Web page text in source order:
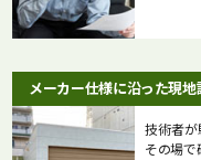
メーカー仕様に沿った現地
技術者が
その場で